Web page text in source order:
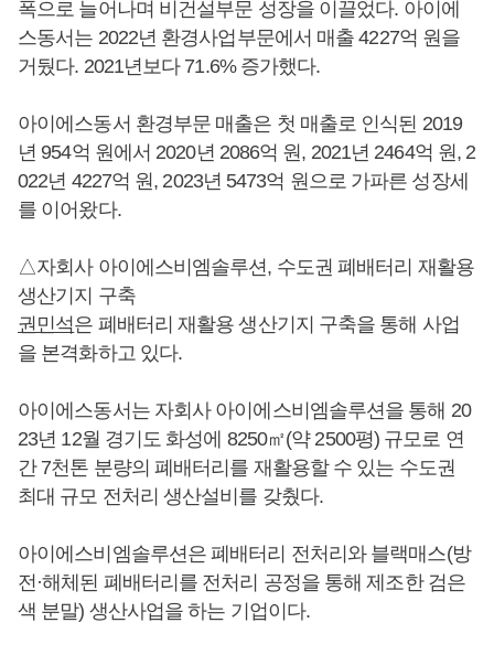
폭으로 늘어나며 비건설부문 성장을 이끌었다. 아이에
스동서는 2022년 환경사업부문에서 매출 4227억 원을
거뒀다. 2021년보다 71.6% 증가했다.
아이에스동서 환경부문 매출은 첫 매출로 인식된 2019
년 954억 원에서 2020년 2086억 원, 2021년 2464억 원, 2
022년 4227억 원, 2023년 5473억 원으로 가파른 성장세
를 이어왔다.
△자회사 아이에스비엠솔루션, 수도권 폐배터리 재활용
생산기지 구축
권민석은 폐배터리 재활용 생산기지 구축을 통해 사업
을 본격화하고 있다.
아이에스동서는 자회사 아이에스비엠솔루션을 통해 20
23년 12월 경기도 화성에 8250㎡(약 2500평) 규모로 연
간 7천톤 분량의 폐배터리를 재활용할 수 있는 수도권
최대 규모 전처리 생산설비를 갖췄다.
아이에스비엠솔루션은 폐배터리 전처리와 블랙매스(방
전·해체된 폐배터리를 전처리 공정을 통해 제조한 검은
색 분말) 생산사업을 하는 기업이다.